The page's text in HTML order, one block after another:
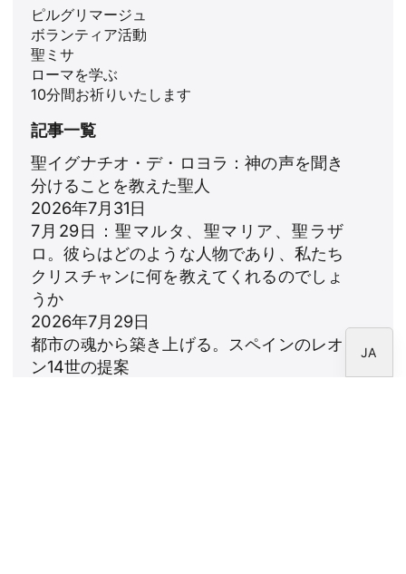
ピルグリマージュ
ボランティア活動
聖ミサ
ローマを学ぶ
10分間お祈りいたします
記事一覧
聖イグナチオ・デ・ロヨラ：神の声を聞き
分けることを教えた聖人
2026年7月31日
7月29日：聖マルタ、聖マリア、聖ラザ
ロ。彼らはどのような人物であり、私たち
クリスチャンに何を教えてくれるのでしょ
うか
2026年7月29日
都市の魂から築き上げる。スペインのレオ
ン14世の提案
JA